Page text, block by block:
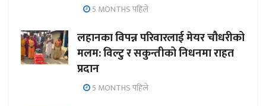
5 MONTHS पहिले
लहानका विपन्न परिवारलाई मेयर चौधरीको
मलम: विल्टु र सकुन्तीको निधनमा राहत
प्रदान
5 MONTHS पहिले